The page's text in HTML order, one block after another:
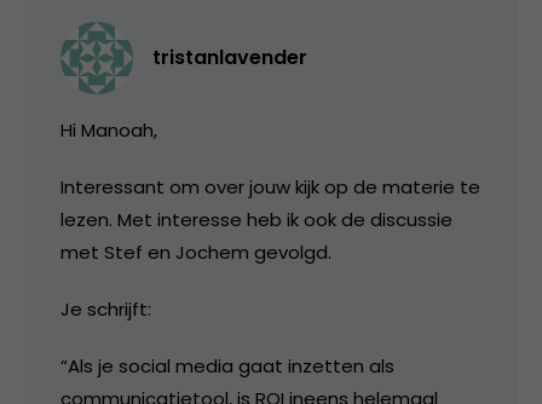
tristanlavender
Hi Manoah,
Interessant om over jouw kijk op de materie te
lezen. Met interesse heb ik ook de discussie
met Stef en Jochem gevolgd.
Je schrijft:
“Als je social media gaat inzetten als
communicatietool, is ROI ineens helemaal